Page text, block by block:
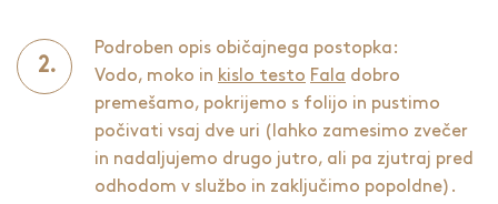
Podroben opis običajnega postopka:
Vodo, moko in kislo testo Fala dobro
premešamo, pokrijemo s folijo in pustimo
počivati vsaj dve uri (lahko zamesimo zvečer
in nadaljujemo drugo jutro, ali pa zjutraj pred
odhodom v službo in zaključimo popoldne).